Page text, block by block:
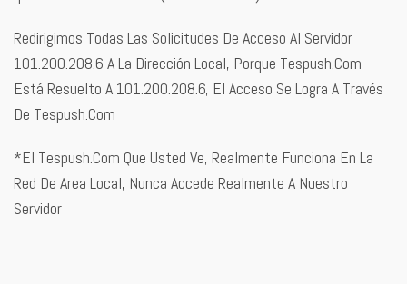
Redirigimos Todas Las Solicitudes De Acceso Al Servidor
101.200.208.6 A La Dirección Local, Porque Tespush.Com
Está Resuelto A 101.200.208.6, El Acceso Se Logra A Través
De Tespush.Com
*El Tespush.Com Que Usted Ve, Realmente Funciona En La
Red De Area Local, Nunca Accede Realmente A Nuestro
Servidor